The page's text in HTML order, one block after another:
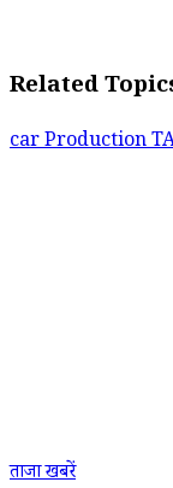
Related
carProduction
ताजा खबरें